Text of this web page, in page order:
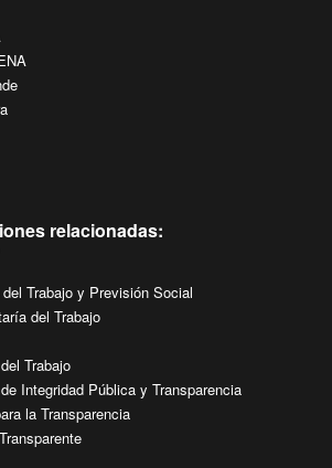
relacionadas:
Trabajo y Previsión Social
del Trabajo
Trabajo
Integridad Pública y Transparencia
la Transparencia